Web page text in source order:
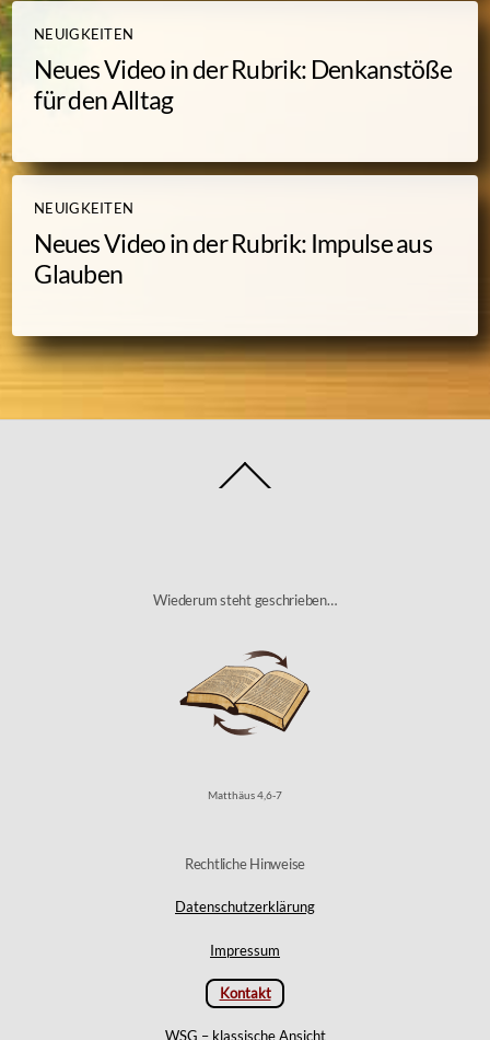
NEUIGKEITEN
Neues Video in der Rubrik: Denkanstöße
für den Alltag
NEUIGKEITEN
Neues Video in der Rubrik: Impulse aus
Glauben
To
Wiederum steht geschrieben…
Matthäus 4,6-7
Rechtliche Hinweise
Datenschutzerklärung
Impressum
Kontakt
WSG – klassische Ansicht